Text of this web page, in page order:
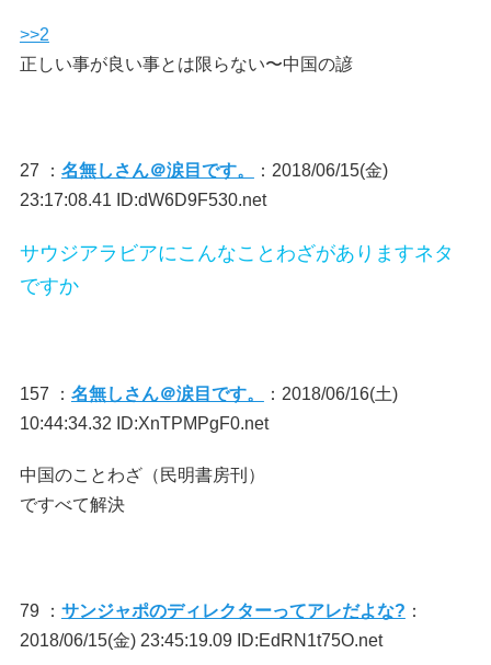
>>2
正しい事が良い事とは限らない〜中国の諺
27 ： 名無しさん＠涙目です。
：2018/06/15(金)
23:17:08.41 ID:dW6D9F530.net
サウジアラビアにこんなことわざがありますネタ
ですか
157 ： 名無しさん＠涙目です。
：2018/06/16(土)
10:44:34.32 ID:XnTPMPgF0.net
中国のことわざ（民明書房刊）
ですべて解決
79 ： サンジャポのディレクターってアレだよな? ：
2018/06/15(金) 23:45:19.09 ID:EdRN1t75O.net